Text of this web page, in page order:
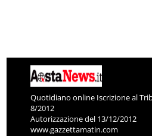
Quotidiano online Iscrizione al
8/2012
Autorizzazione del 13/12/2012
www.gazzettamatin.com